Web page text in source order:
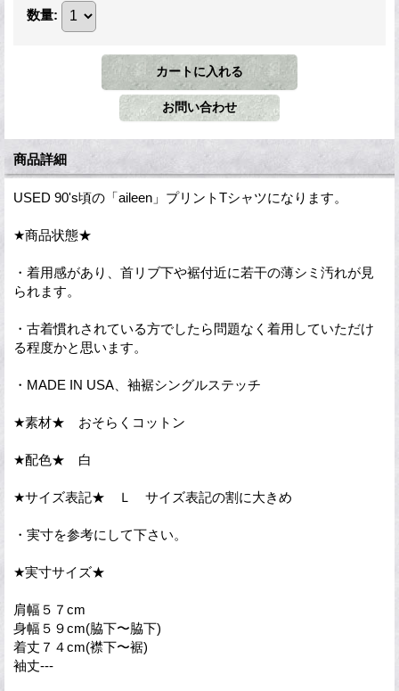
数量:
商品詳細
USED 90's頃の「aileen」プリントTシャツになります。
★商品状態★
・着用感があり、首リブ下や裾付近に若干の薄シミ汚れが見
られます。
・古着慣れされている方でしたら問題なく着用していただけ
る程度かと思います。
・MADE IN USA、袖裾シングルステッチ
★素材★ おそらくコットン
★配色★ 白
★サイズ表記★ Ｌ サイズ表記の割に大きめ
・実寸を参考にして下さい。
★実寸サイズ★
肩幅５７cm
身幅５９cm(脇下〜脇下)
着丈７４cm(襟下〜裾)
袖丈---